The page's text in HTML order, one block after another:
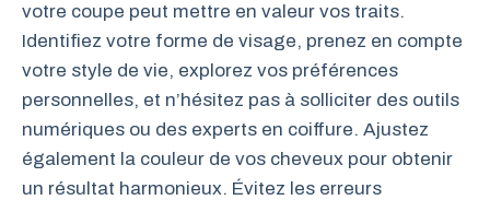
votre coupe peut mettre en valeur vos traits.
Identifiez votre forme de visage, prenez en compte
votre style de vie, explorez vos préférences
personnelles, et n’hésitez pas à solliciter des outils
numériques ou des experts en coiffure. Ajustez
également la couleur de vos cheveux pour obtenir
un résultat harmonieux. Évitez les erreurs